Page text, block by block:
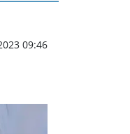
09:46